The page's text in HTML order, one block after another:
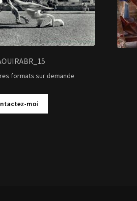
formats sur demande
moi